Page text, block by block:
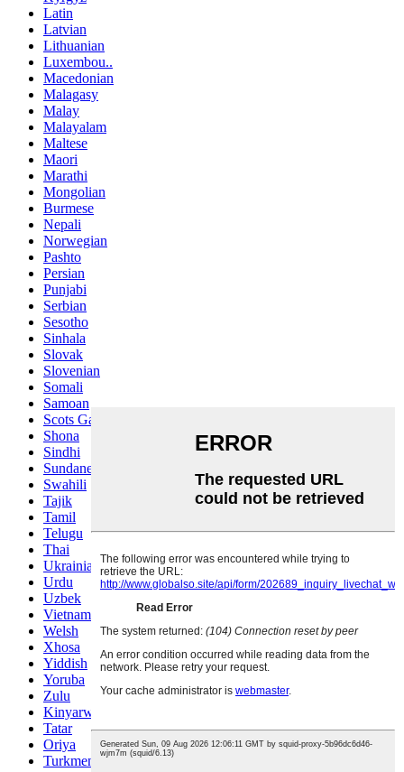
Latin
Latvian
Lithuanian
Luxembou..
Macedonian
Malagasy
Malay
Malayalam
Maltese
Maori
Marathi
Mongolian
Burmese
Nepali
Norwegian
Pashto
Persian
Punjabi
Serbian
Sesotho
Sinhala
Slovak
Slovenian
Somali
Samoan
Scots Gaelic
Shona
Sindhi
Sundanese
Swahili
Tajik
Tamil
Telugu
Thai
Ukrainian
Urdu
Uzbek
Vietnamese
Welsh
Xhosa
Yiddish
Yoruba
Zulu
Kinyarwanda
Tatar
Oriya
Turkmen